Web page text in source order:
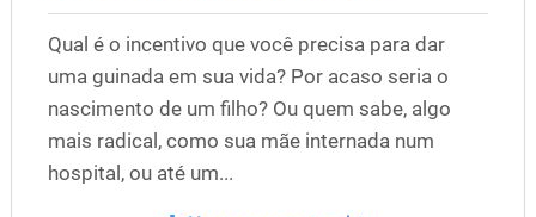
Qual é o incentivo que você precisa para dar
uma guinada em sua vida? Por acaso seria o
nascimento de um filho? Ou quem sabe, algo
mais radical, como sua mãe internada num
hospital, ou até um...